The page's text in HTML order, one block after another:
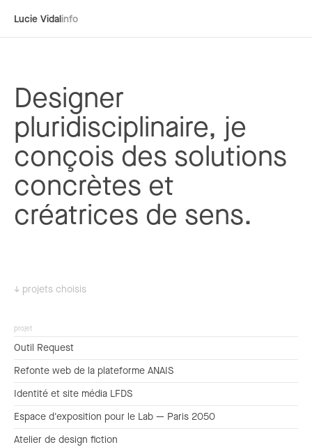
Lucie Vidalinfo
Designer
pluridisciplinaire, je
conçois des solutions
concrètes et
créatrices de sens.
↓ projets choisis
projet
Outil Request
Refonte web de la plateforme ANAIS
Identité et site média LFDS
Espace d'exposition pour le Lab — Paris 2050
Atelier de design fiction